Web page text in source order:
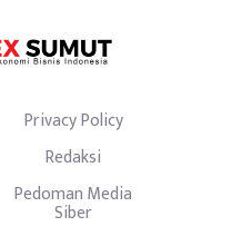
Privacy Policy
Redaksi
Pedoman Media
Siber